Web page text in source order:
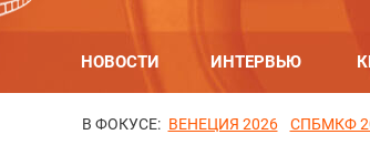
НОВОСТИ ИНТЕРВЬЮ
В ФОКУСЕ: ВЕНЕЦИЯ 2026 СПБМКФ